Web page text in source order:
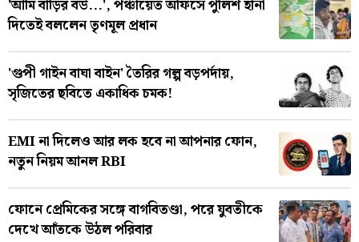
'আমি বাড়ির বউ...', পঞ্চায়েত অফিসে পুলিশ হানা
দিতেই বললেন তৃণমূল প্রধান
'গুপী গাইন বাঘা বাইন' তৈরির গল্প বড়পর্দায়,
সৃজিতের ছবিতে একাধিক চমক!
EMI না দিলেও আর লক হবে না আপনার ফোন,
নতুন নিয়ম আনল RBI
ফোনে প্রেমিকের সঙ্গে বাগবিতণ্ডা, পরে যুবতীকে
দেখে আঁতকে উঠল পরিবার